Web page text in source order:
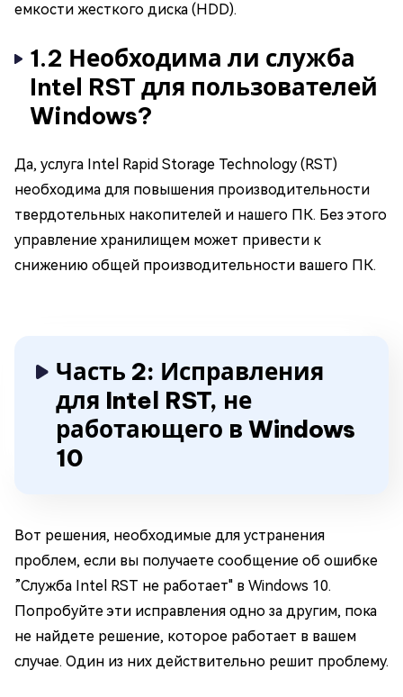
емкости жесткого диска (HDD).
1.2 Необходима ли служба
Intel RST для пользователей
Windows?
Да, услуга Intel Rapid Storage Technology (RST)
необходима для повышения производительности
твердотельных накопителей и нашего ПК. Без этого
управление хранилищем может привести к
снижению общей производительности вашего ПК.
Часть 2: Исправления
для Intel RST, не
работающего в Windows
10
Вот решения, необходимые для устранения
проблем, если вы получаете сообщение об ошибке
”Служба Intel RST не работает" в Windows 10.
Попробуйте эти исправления одно за другим, пока
не найдете решение, которое работает в вашем
случае. Один из них действительно решит проблему.